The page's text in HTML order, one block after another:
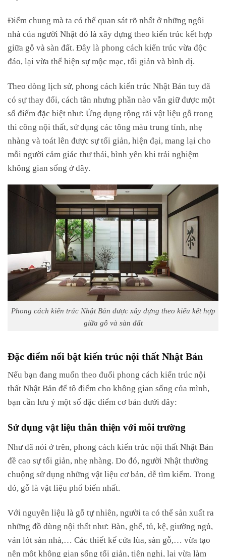
Điểm chung mà ta có thể quan sát rõ nhất ở những ngôi
nhà của người Nhật đó là xây dựng theo kiến trúc kết hợp
giữa gỗ và sàn đất. Đây là phong cách kiến trúc vừa độc
đáo, lại vừa thể hiện sự mộc mạc, tối giản và bình dị.
Theo dòng lịch sử, phong cách kiến trúc Nhật Bản tuy đã
có sự thay đổi, cách tân nhưng phần nào vẫn giữ được một
số điểm đặc biệt như: Ứng dụng rộng rãi vật liệu gỗ trong
thi công nội thất, sử dụng các tông màu trung tính, nhẹ
nhàng và toát lên được sự tối giản, hiện đại, mang lại cho
mỗi người cảm giác thư thái, bình yên khi trải nghiệm
không gian sống ở đây.
Phong cách kiến trúc Nhật Bản được xây dựng theo kiểu kết hợp
giữa gỗ và sàn đất
Đặc điểm nổi bật kiến trúc nội thất Nhật Bản
Nếu bạn đang muốn theo đuổi phong cách kiến trúc nội
thất Nhật Bản để tô điểm cho không gian sống của mình,
bạn cần lưu ý một số đặc điểm cơ bản dưới đây:
Sử dụng vật liệu thân thiện với môi trường
Như đã nói ở trên, phong cách kiến trúc nội thất Nhật Bản
đề cao sự tối giản, nhẹ nhàng. Do đó, người Nhật thường
chuộng sử dụng những vật liệu cơ bản, dễ tìm kiếm. Trong
đó, gỗ là vật liệu phổ biến nhất.
Với nguyên liệu là gỗ tự nhiên, người ta có thể sản xuất ra
những đồ dùng nội thất như: Bàn, ghế, tủ, kệ, giường ngủ,
ván lót sàn nhà,… Các thiết kế cửa lùa, sàn gỗ,… vừa tạo
nên một không gian sống tối giản, tiện nghi, lại vừa làm